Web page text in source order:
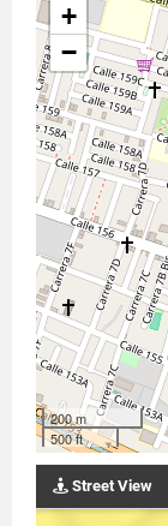
+
−
200 m
500 ft
Street View